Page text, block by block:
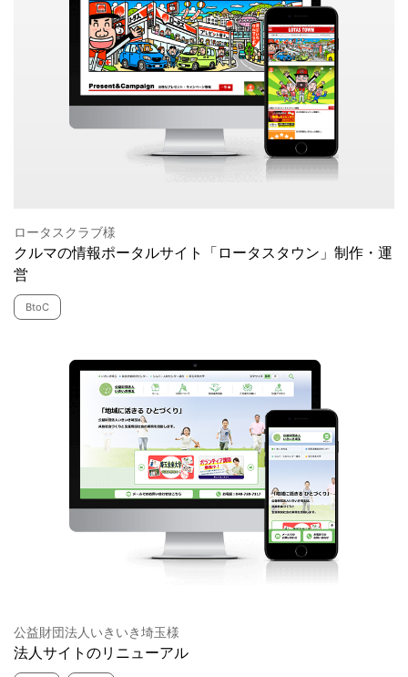
ロータスクラブ様
クルマの情報ポータルサイト「ロータスタウン」制作・運
営
BtoC
公益財団法人いきいき埼玉様
法人サイトのリニューアル